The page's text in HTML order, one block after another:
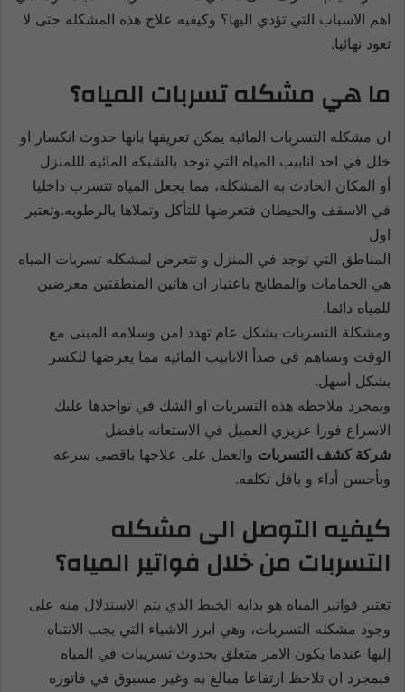
اهم الاسباب التي تؤدي اليها؟ وكيفيه علاج هذه المشكله حتى لا
تعود نهائيا.
ما هي مشكله تسربات المياه؟
ان مشكله التسربات المائيه يمكن تعريفها بانها حدوث انكسار او
خلل في احد انابيب المياه التي توجد بالشبكه المائيه لللمنزل
أو المكان الحادث به المشكله، مما يجعل المياه تتسرب داخليا
في الاسقف والحيطان فتعرضها للتأكل وتملاها بالرطوبه.وتعتبر
اول
المناطق التي توجد في المنزل و تتعرض لمشكله تسربات المياه
هي الحمامات والمطابخ باعتبار ان هاتين المنطقتين معرضين
للمياه دائما.
ومشكلة التسربات بشكل عام تهدد امن وسلامه المبنى مع
الوقت وتساهم في صدأ الانابيب المائيه مما يعرضها للكسر
بشكل أسهل.
وبمجرد ملاحظه هذه التسربات او الشك في تواجدها عليك
الاسراع فورا عزيزي العميل في الاستعانه بافضل
شركة كشف التسربات والعمل على علاجها باقصى سرعه
وبأحسن أداء و باقل تكلفه.
كيفيه التوصل الى مشكله
التسربات من خلال فواتير المياه؟
تعتبر فواتير المياه هو بدايه الخيط الذي يتم الاستدلال منه على
وجود مشكله التسربات، وهي ابرز الاشياء التي يجب الانتباه
إليها عندما يكون الامر متعلق بحدوث تسريبات في المياه
فبمجرد ان تلاحظ ارتفاعا مبالغ به وغير مسبوق في فاتوره